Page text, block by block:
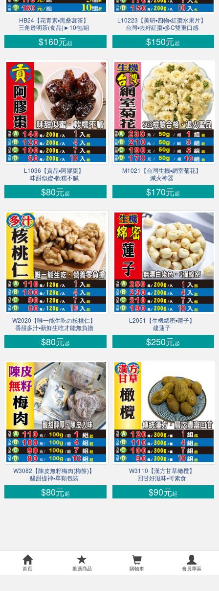
HB24【花青素▪黑桑葚茶】
三角透明茶(食品)►10包/組
$160元起
L10223【美研▪四物▪紅棗水果片】
台灣▪去籽紅棗▪多C雙重口感
$150元起
L1036【貢品▪阿膠棗】
味甜似蜜▪軟糯不膩
$80元起
M1021【台灣生機▪網室菊花】
滅火神器
$170元起
W2020【唯一能生吃の核桃仁】
香甜多汁▪新鮮生吃才能無負擔
$80元起
L2051【生機綿密▪蓮子】
建蓮子
$250元起
W3082【陳皮無籽梅肉(梅餅)】
酸甜提神▪單顆包裝
$80元起
W3110【漢方甘草橄欖】
回甘好滋味▪可素食
$90元起
首頁 推薦商品 購物車 會員專區